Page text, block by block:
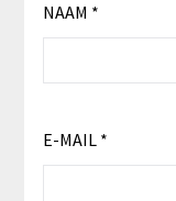
NAAM *
E-MAIL *